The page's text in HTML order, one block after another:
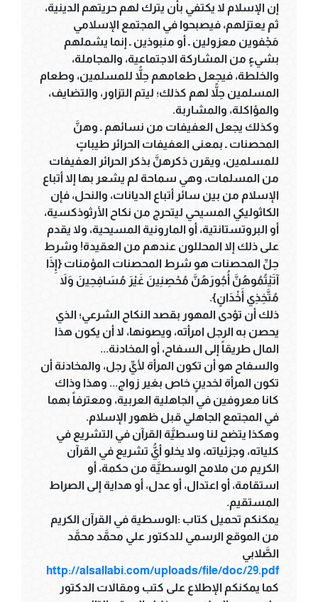
إن الإسلام لا يكتفي بأن يترك لهم حريتهم الدينية،
ثم يعتزلهم، فيصبحوا في المجتمع الإسلامي
مَجْفوين معزولين ـ أو منبوذين ـ إنما يشملهم
بشيءٍ من المشاركة الاجتماعية، والمجاملة،
والخلطة، فيجعل طعامهم حِلاًّ للمسلمين، وطعام
المسلمين حِلاًّ لهم كذلك؛ ليتم التزاور، والتضايف،
والمؤاكلة، والمشاربة.
وكذلك يجعل العفيفات من نسائهم ـ وهنَّ
المحصنات ـ بمعنى العفيفات الحرائر طيباتٍ
للمسلمين، ويقرن ذكرهنَّ بذكر الحرائر العفيفات
من المسلمات، وهي سماحة لم يشعر بها إلا أتباع
الإسلام من بين سائر أتباع الديانات، والنحل، فإن
الكاثوليكي المسيحي ليتحرج من نكاح الأرثوذكسية،
أو البروتستانتية، أو المارونية المسيحية، ولا يقدم
على ذلك إلا المحللون عندهم من العقيدة! وشرط
حِلِّ المحصنات هو شرط المحصنات المؤمنات {إِذَا
آتَيْتُمُوهُنَّ أُجُورَهُنَّ مُحْصِنِينَ غَيْرَ مُسَافِحِينَ وَلاَ
مُتَّخِذِي أَخْدَانٍ}.
ذلك أن تؤدى المهور بقصد النكاح الشرعي؛ الذي
يحصن به الرجل امرأته، ويصونها، لا أن يكون هذا
المال طريقاً إلى السفاح، أو المخادنة...
والسفاح هو أن تكون المرأة لأيِّ رجل، والمخادنة أن
تكون المرأة لخدينٍ خاص بغير زواج... وهذا وذاك
كانا معروفين في الجاهلية العربية، ومعترفاً بهما
في المجتمع الجاهلي قبل ظهور الإسلام.
وهكذا يتضح لنا وسطيَّة القرآن في التشريع في
كلياته، وجزئياته، ولا يخلو أيُّ تشريع في القرآن
الكريم من ملامح الوسطيَّة من حكمة، أو
استقامة، أو اعتدال، أو عدل، أو هداية إلى الصراط
المستقيم.
يمكنكم تحميل كتاب :الوسطية في القرآن الكريم
من الموقع الرسمي للدكتور علي محمَّد محمَّد
الصَّلابي
http://alsallabi.com/uploads/file/doc/29.pdf
كما يمكنكم الإطلاع على كتب ومقالات الدكتور